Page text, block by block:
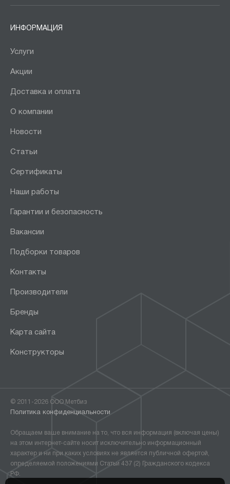
ИНФОРМАЦИЯ
Услуги
Акции
Доставка и оплата
О компании
Новости
Статьи
Сертификаты
Наши работы
Гарантии и безопасность
Вакансии
Подборки товаров
Контакты
Производители
Бренды
Карта сайта
Конструкторы
© 2011-2026 ООО Метбиз
Политика конфиденциальности
Обращаем ваше внимание на то, что вся информация (включая цены)
на этом интернет-сайте носит исключительно информационный
характер и ни при каких условиях не является публичной офертой,
определяемой положениями Статьи 437 (2) Гражданского кодекса
РФ.